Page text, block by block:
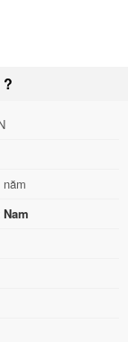
Lớp sơn màu đen
sơn bền đẹp.
LED, tên
cũng không mất
chi tiết liên
Cụ thể là các đầu
?